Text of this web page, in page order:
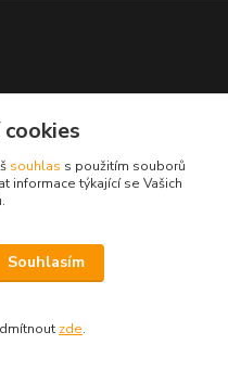
souhlas s použitím souborů
informace týkající se Vašich
Souhlasím
zde.